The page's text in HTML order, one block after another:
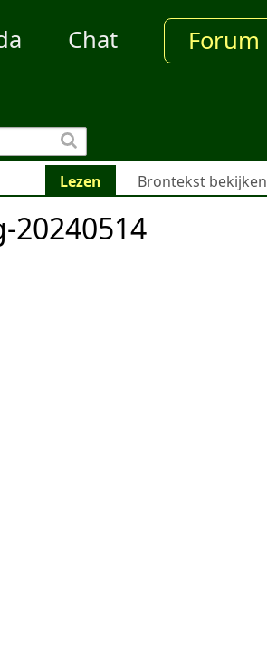
Chat Forum
Lezen Brontekst bekijken
20240514